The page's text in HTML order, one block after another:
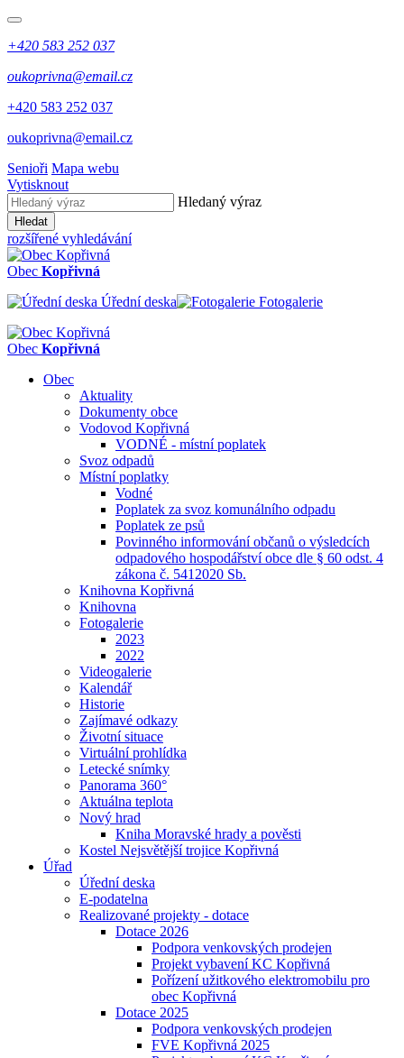
+420 583 252 037
oukoprivna@email.cz
+420 583 252 037
oukoprivna@email.cz
Senioři Mapa webu
Vytisknout
Hledaný výraz
Hledat
rozšířené vyhledávání
Obec Kopřivná
Úřední deska
Fotogalerie
Obec Kopřivná
Obec
Aktuality
Dokumenty obce
Vodovod Kopřivná
VODNÉ - místní poplatek
Svoz odpadů
Místní poplatky
Vodné
Poplatek za svoz komunálního odpadu
Poplatek ze psů
Povinného informování občanů o výsledcích
odpadového hospodářství obce dle § 60 odst. 4
zákona č. 5412020 Sb.
Knihovna Kopřivná
Knihovna
Fotogalerie
2023
2022
Videogalerie
Kalendář
Historie
Zajímavé odkazy
Životní situace
Virtuální prohlídka
Letecké snímky
Panorama 360°
Aktuálna teplota
Nový hrad
Kniha Moravské hrady a pověsti
Kostel Nejsvětější trojice Kopřivná
Úřad
Úřední deska
E-podatelna
Realizované projekty - dotace
Dotace 2026
Podpora venkovských prodejen
Projekt vybavení KC Kopřivná
Pořízení užitkového elektromobilu pro
obec Kopřivná
Dotace 2025
Podpora venkovských prodejen
FVE Kopřivná 2025